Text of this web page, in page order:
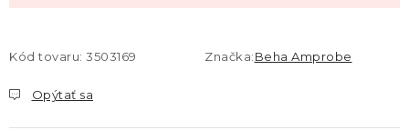
Kód tovaru: 3503169 Značka:Beha Amprobe
Opýtať sa